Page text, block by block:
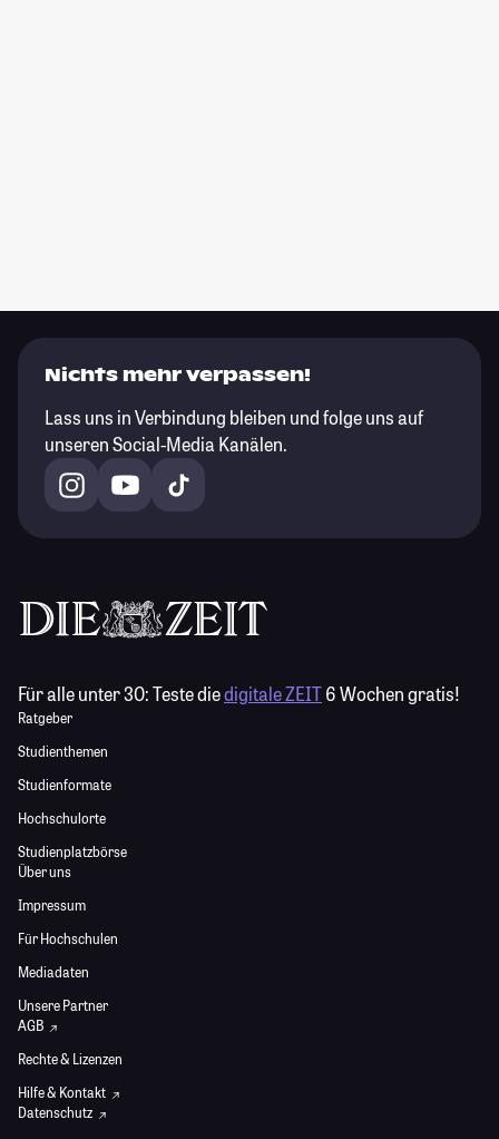
Nichts mehr verpassen!
Lass uns in Verbindung bleiben und folge uns auf
unseren Social-Media Kanälen.
Für alle unter 30:Teste diedigitale ZEIT6 Wochen gratis!
Ratgeber
Studienthemen
Studienformate
Hochschulorte
Studienplatzbörse
Über uns
Impressum
Für Hochschulen
Mediadaten
Unsere Partner
AGB
Rechte & Lizenzen
Hilfe & Kontakt
Datenschutz